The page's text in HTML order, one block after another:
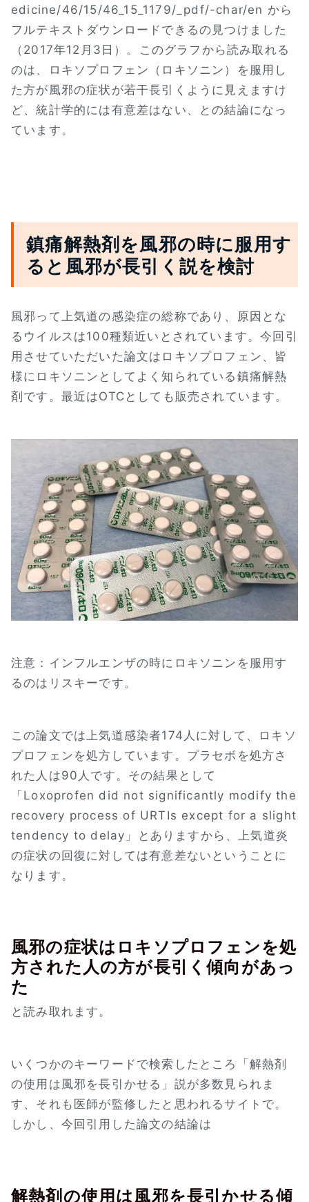
edicine/46/15/46_15_1179/_pdf/-char/en から
フルテキストダウンロードできるの見つけました
（2017年12月3日）。このグラフから読み取れる
のは、ロキソプロフェン（ロキソニン）を服用し
た方が風邪の症状が若干長引くように見えますけ
ど、統計学的には有意差はない、との結論になっ
ています。
鎮痛解熱剤を風邪の時に服用す
ると風邪が長引く説を検討
風邪って上気道の感染症の総称であり、原因とな
るウイルスは100種類近いとされています。今回引
用させていただいた論文はロキソプロフェン、皆
様にロキソニンとしてよく知られている鎮痛解熱
剤です。最近はOTCとしても販売されています。
注意：インフルエンザの時にロキソニンを服用す
るのはリスキーです。
この論文では上気道感染者174人に対して、ロキソ
プロフェンを処方しています。プラセボを処方さ
れた人は90人です。その結果として
「Loxoprofen did not significantly modify the
recovery process of URTIs except for a slight
tendency to delay」とありますから、上気道炎
の症状の回復に対しては有意差ないということに
なります。
風邪の症状はロキソプロフェンを処
方された人の方が長引く傾向があっ
た
と読み取れます。
いくつかのキーワードで検索したところ「解熱剤
の使用は風邪を長引かせる」説が多数見られま
す、それも医師が監修したと思われるサイトで。
しかし、今回引用した論文の結論は
解熱剤の使用は風邪を長引かせる傾